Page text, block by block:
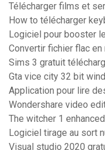
Télécharger films et
How to télécharger
Logiciel pour booster
Convertir fichier flac
Sims 3 gratuit
Gta vice city 32 bit
Application pour lire
Wondershare video
The witcher 1
Logiciel tirage au sort
Visual studio 2020